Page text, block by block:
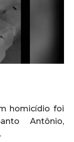
homicídio foi
Antônio,